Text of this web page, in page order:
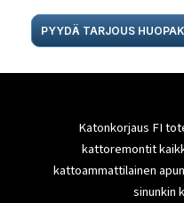
PYYDÄ TARJOUS
Katonkorjaus FI
kattoremontit
kattoammattilainen
sinunkin